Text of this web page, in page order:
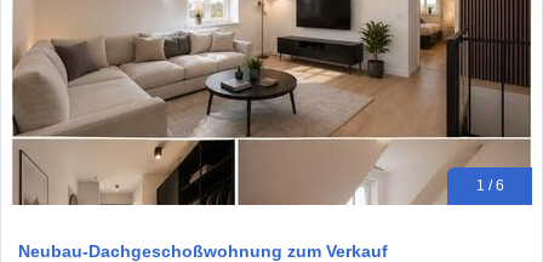
1 / 6
Neubau-Dachgeschoßwohnung zum Verkauf